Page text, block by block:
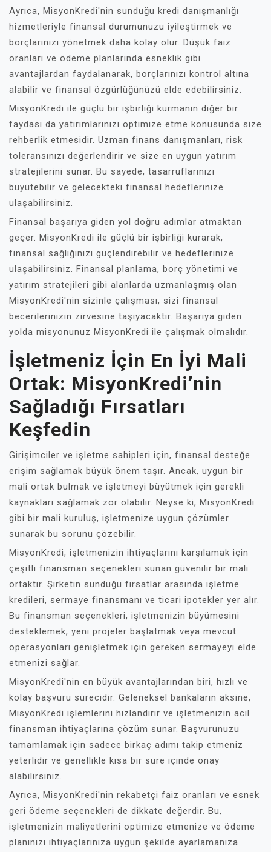
Ayrıca, MisyonKredi'nin sunduğu kredi danışmanlığı
hizmetleriyle finansal durumunuzu iyileştirmek ve
borçlarınızı yönetmek daha kolay olur. Düşük faiz
oranları ve ödeme planlarında esneklik gibi
avantajlardan faydalanarak, borçlarınızı kontrol altına
alabilir ve finansal özgürlüğünüzü elde edebilirsiniz.
MisyonKredi ile güçlü bir işbirliği kurmanın diğer bir
faydası da yatırımlarınızı optimize etme konusunda size
rehberlik etmesidir. Uzman finans danışmanları, risk
toleransınızı değerlendirir ve size en uygun yatırım
stratejilerini sunar. Bu sayede, tasarruflarınızı
büyütebilir ve gelecekteki finansal hedeflerinize
ulaşabilirsiniz.
Finansal başarıya giden yol doğru adımlar atmaktan
geçer. MisyonKredi ile güçlü bir işbirliği kurarak,
finansal sağlığınızı güçlendirebilir ve hedeflerinize
ulaşabilirsiniz. Finansal planlama, borç yönetimi ve
yatırım stratejileri gibi alanlarda uzmanlaşmış olan
MisyonKredi'nin sizinle çalışması, sizi finansal
becerilerinizin zirvesine taşıyacaktır. Başarıya giden
yolda misyonunuz MisyonKredi ile çalışmak olmalıdır.
İşletmeniz İçin En İyi Mali
Ortak: MisyonKredi’nin
Sağladığı Fırsatları
Keşfedin
Girişimciler ve işletme sahipleri için, finansal desteğe
erişim sağlamak büyük önem taşır. Ancak, uygun bir
mali ortak bulmak ve işletmeyi büyütmek için gerekli
kaynakları sağlamak zor olabilir. Neyse ki, MisyonKredi
gibi bir mali kuruluş, işletmenize uygun çözümler
sunarak bu sorunu çözebilir.
MisyonKredi, işletmenizin ihtiyaçlarını karşılamak için
çeşitli finansman seçenekleri sunan güvenilir bir mali
ortaktır. Şirketin sunduğu fırsatlar arasında işletme
kredileri, sermaye finansmanı ve ticari ipotekler yer alır.
Bu finansman seçenekleri, işletmenizin büyümesini
desteklemek, yeni projeler başlatmak veya mevcut
operasyonları genişletmek için gereken sermayeyi elde
etmenizi sağlar.
MisyonKredi'nin en büyük avantajlarından biri, hızlı ve
kolay başvuru sürecidir. Geleneksel bankaların aksine,
MisyonKredi işlemlerini hızlandırır ve işletmenizin acil
finansman ihtiyaçlarına çözüm sunar. Başvurunuzu
tamamlamak için sadece birkaç adımı takip etmeniz
yeterlidir ve genellikle kısa bir süre içinde onay
alabilirsiniz.
Ayrıca, MisyonKredi'nin rekabetçi faiz oranları ve esnek
geri ödeme seçenekleri de dikkate değerdir. Bu,
işletmenizin maliyetlerini optimize etmenize ve ödeme
planınızı ihtiyaçlarınıza uygun şekilde ayarlamanıza